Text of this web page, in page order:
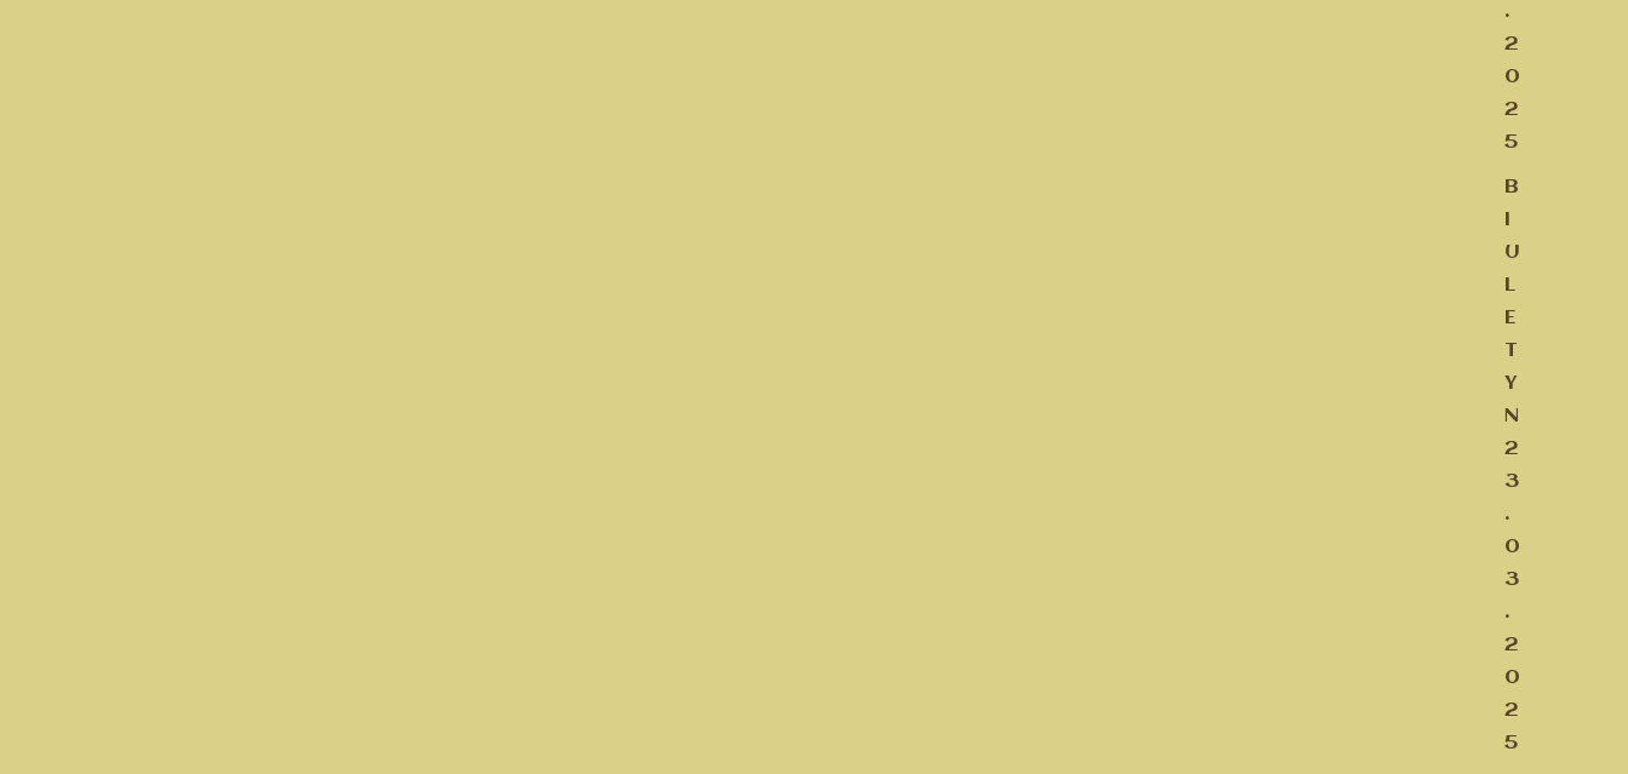
.
2
0
2
5
B
U
L
E
T
Y
N
2
3
.
0
3
.
2
0
2
5